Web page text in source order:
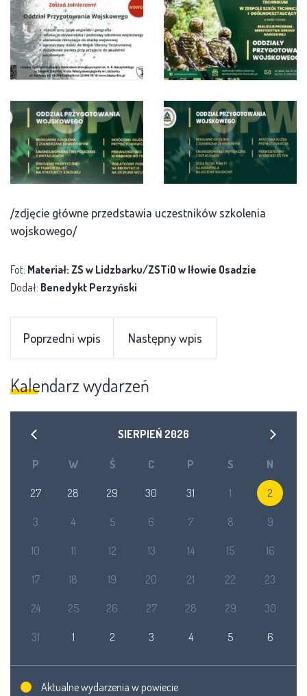
/zdjęcie główne przedstawia uczestników szkolenia
wojskowego/
Fot: Materiał: ZS w Lidzbarku/ZSTiO w Iłowie Osadzie
Dodał: Benedykt Perzyński
Poprzedni wpis Następny wpis
Kalendarz wydarzeń
SIERPIEŃ 2026
P W Ś C P S N
27 28 29 30 31 1 2
3 4 5 6 7 8 9
10 11 12 13 14 15 16
17 18 19 20 21 22 23
24 25 26 27 28 29 30
31 1 2 3 4 5 6
Aktualne wydarzenia w powiecie